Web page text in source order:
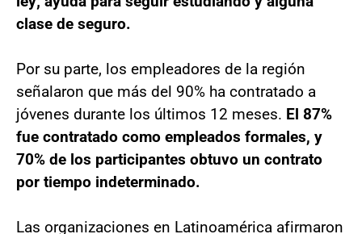
clase de seguro.
Por su parte, los empleadores de la región
señalaron que más del 90% ha contratado a
jóvenes durante los últimos 12 meses. El 87%
fue contratado como empleados formales, y
70% de los participantes obtuvo un contrato
por tiempo indeterminado.
Las organizaciones en Latinoamérica afirmaron